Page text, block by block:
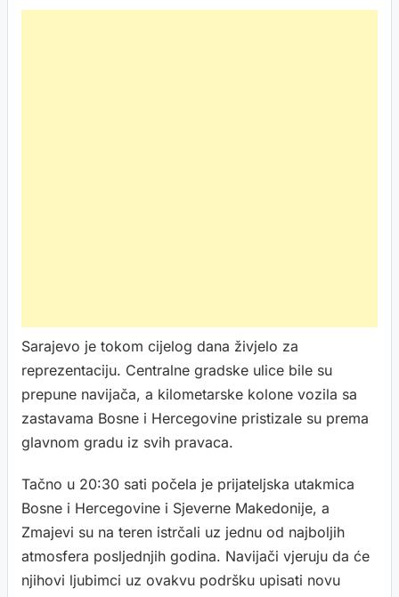
Sarajevo je tokom cijelog dana živjelo za
reprezentaciju. Centralne gradske ulice bile su
prepune navijača, a kilometarske kolone vozila sa
zastavama Bosne i Hercegovine pristizale su prema
glavnom gradu iz svih pravaca.
Tačno u 20:30 sati počela je prijateljska utakmica
Bosne i Hercegovine i Sjeverne Makedonije, a
Zmajevi su na teren istrčali uz jednu od najboljih
atmosfera posljednjih godina. Navijači vjeruju da će
njihovi ljubimci uz ovakvu podršku upisati novu